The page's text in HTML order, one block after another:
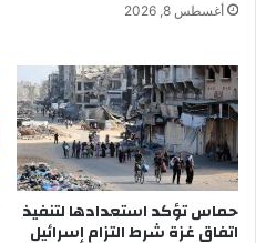
أغسطس 8, 2026
حماس تؤكد استعدادها لتنفيذ
اتفاق غزة شرط التزام إسرائيل